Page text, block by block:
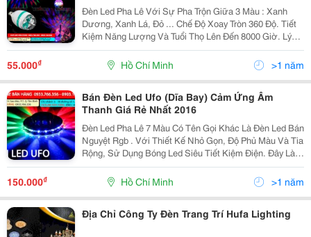
Đèn Led Pha Lê Với Sự Pha Trộn Giữa 3 Màu : Xanh
Dương, Xanh Lá, Đỏ ... Chế Độ Xoay Tròn 360 Độ. Tiết
Kiệm Năng Lượng Và Tuổi Thọ Lên Đến 8000 Giờ. Lý
Tưởng Trang Trí Nội Thất Phòng Khách, Cafe, Bar,... Sử
Dụng Nguồn Điiện 220V Tiện Lợi
55.000₫ Hồ Chí Minh >1 năm
Bán Đèn Led Ufo (Dĩa Bay) Cảm Ứng Âm
Thanh Giá Rẻ Nhất 2016
Đèn Led Pha Lê 7 Màu Có Tên Gọi Khác Là Đèn Led Bán
Nguyệt Rgb . Với Thiết Kế Nhỏ Gọn, Độ Phủ Màu Và Tia
Rộng, Sử Dụng Bóng Led Siêu Tiết Kiệm Điện. Đây Là
Mẫu Đèn Trang Trí Trung Tâm Thế Hệ Mới Sử Dụng
Thích Hợp Cho Các Quán Cà Phê, Phòng Karaoke Gi
150.000₫ Hồ Chí Minh >1 năm
Địa Chỉ Công Ty Đèn Trang Trí Hufa Lighting